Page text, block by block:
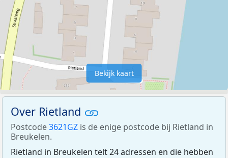
Bekijk kaart
Over Rietland
Postcode3621GZ is de enige postcode bij Rietland in
Breukelen.
Rietland in Breukelen telt 24 adressen en die hebben